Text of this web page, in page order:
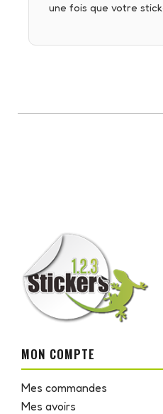
une fois que votre
MON COMPTE
Mes commandes
Mes avoirs